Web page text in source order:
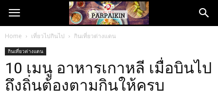
Home เที่ยวไปกินไป กินเที่ยวต่างแดน
กินเที่ยวต่างแดน
10 เมนู อาหารเกาหลี เมื่อบินไป
ถึงถิ่นต้องตามกินให้ครบ